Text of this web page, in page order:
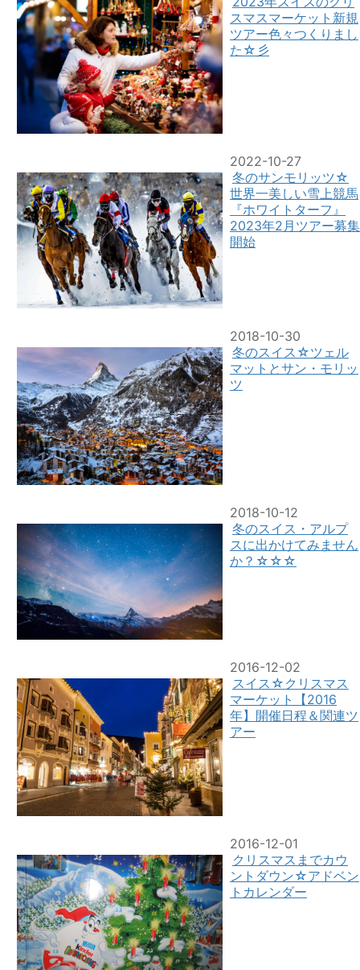
スマスマーケット新規
ツアー色々つくりまし
た☆彡
2022-10-27
冬のサンモリッツ☆
世界一美しい雪上競馬
『ホワイトターフ』
2023年2月ツアー募集
開始
2018-10-30
冬のスイス☆ツェル
マットとサン・モリッ
ツ
2018-10-12
冬のスイス・アルプ
スに出かけてみません
か？☆☆☆
2016-12-02
スイス☆クリスマス
マーケット【2016
年】開催日程＆関連ツ
アー
2016-12-01
クリスマスまでカウ
ントダウン☆アドベン
トカレンダー